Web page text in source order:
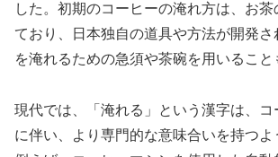
した。初期のコーヒーの淹れ方は、お
ており、日本独自の道具や方法が開発
を淹れるための急須や茶碗を用いること
現代では、「淹れる」という漢字は、コ
に伴い、より専門的な意味合いを持つよ